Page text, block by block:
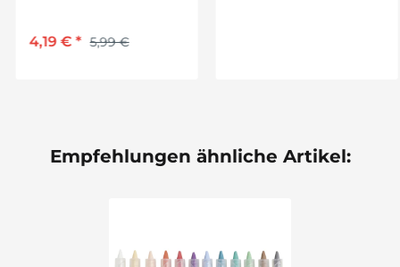
4,19 €* 5,99 €
Empfehlungen ähnliche Artikel: